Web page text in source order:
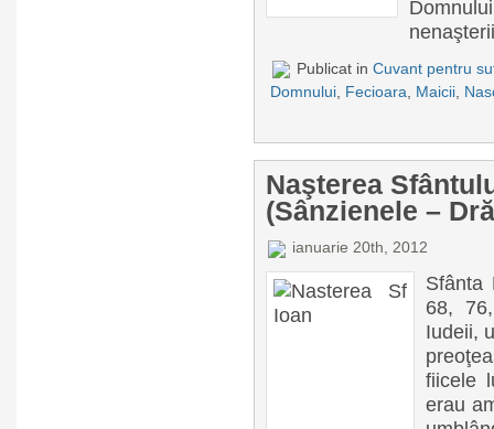
Publicat in Cuvant pentru
Domnului, Fecioara, Maicii,
Naşterea
(Sânzienele –
ianuarie 20th, 2012
Sfânta
68,
Iudeii,
fiicele
erau